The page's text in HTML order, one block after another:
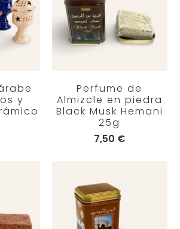
y
Perfume de
Almizcle en piedra
Black Musk Hemani
25g
7,50 €